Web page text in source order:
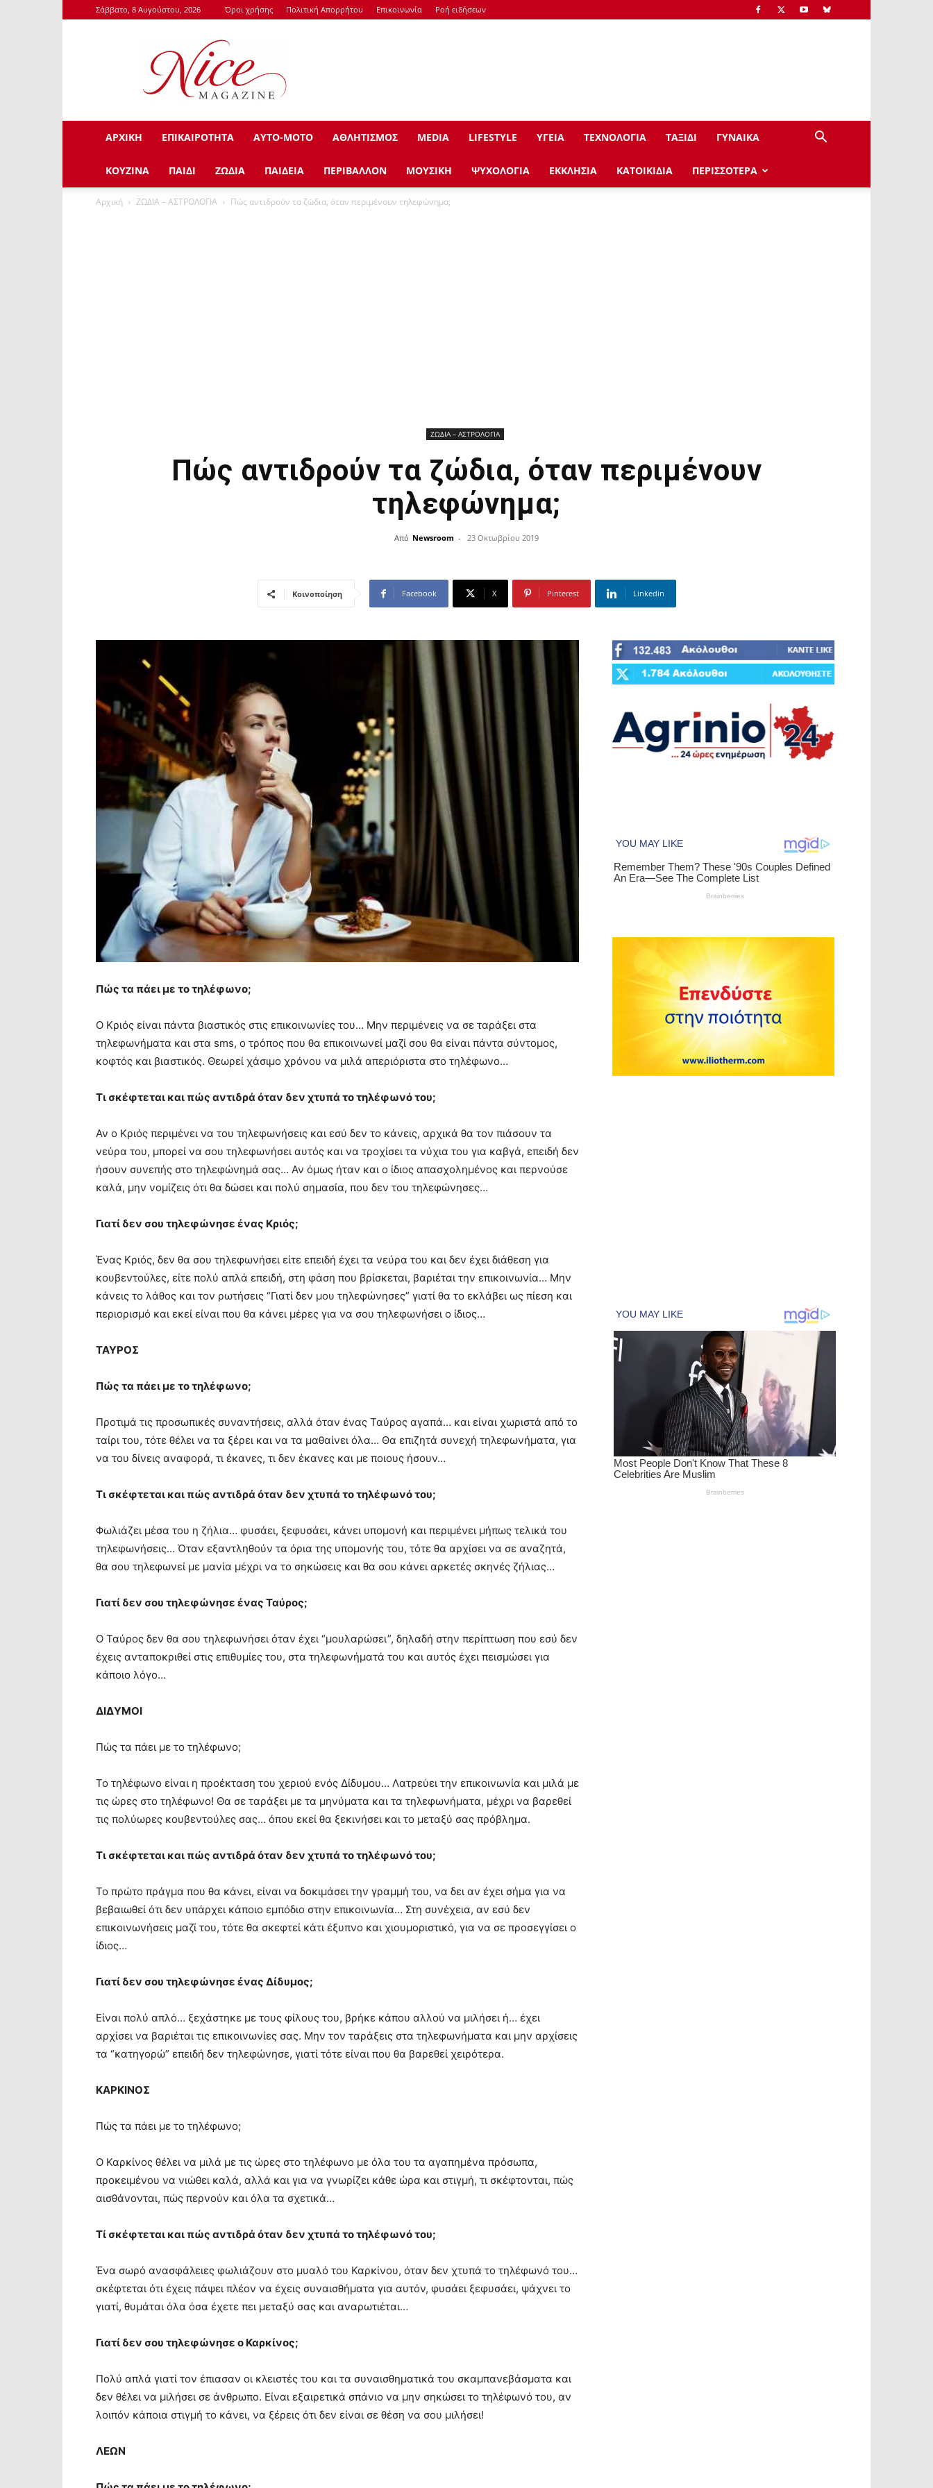
Σάββατο, 8 Αυγούστου, 2026 Όροι χρήσης Πολιτική Απορρήτου Επικοινωνία Ροή ειδήσεων
NiceMagazine.Gr
ΑΡΧΙΚΗ ΕΠΙΚΑΙΡΟΤΗΤΑ ΑΥΤΟ-ΜΟΤΟ ΑΘΛΗΤΙΣΜΟΣ ΜEDIA LIFESTYLE ΥΓΕΙΑ ΤΕΧΝΟΛΟΓΙΑ ΤΑΞΙΔΙ ΓΥΝΑΙΚΑ
ΚΟΥΖΙΝΑ ΠΑΙΔΙ ΖΩΔΙΑ ΠΑΙΔΕΙΑ ΠΕΡΙΒΑΛΛΟΝ ΜΟΥΣΙΚΗ ΨΥΧΟΛΟΓΙΑ ΕΚΚΛΗΣΙΑ ΚΑΤΟΙΚΙΔΙΑ ΠΕΡΙΣΣΟΤΕΡΑ
Αρχική ΖΩΔΙΑ – ΑΣΤΡΟΛΟΓΙΑ Πώς αντιδρούν τα ζώδια, όταν περιμένουν τηλεφώνημα;
ΖΩΔΙΑ – ΑΣΤΡΟΛΟΓΙΑ
Πώς αντιδρούν τα ζώδια, όταν περιμένουν
τηλεφώνημα;
Από Newsroom - 23 Οκτωβρίου 2019
Κοινοποίηση Facebook X Pinterest Linkedin
Πώς τα πάει με το τηλέφωνο;
Ο Κριός είναι πάντα βιαστικός στις επικοινωνίες του… Μην περιμένεις να σε ταράξει στα
τηλεφωνήματα και στα sms, ο τρόπος που θα επικοινωνεί μαζί σου θα είναι πάντα σύντομος,
κοφτός και βιαστικός. Θεωρεί χάσιμο χρόνου να μιλά απεριόριστα στο τηλέφωνο…
Τι σκέφτεται και πώς αντιδρά όταν δεν χτυπά το τηλέφωνό του;
Αν ο Κριός περιμένει να του τηλεφωνήσεις και εσύ δεν το κάνεις, αρχικά θα τον πιάσουν τα
νεύρα του, μπορεί να σου τηλεφωνήσει αυτός και να τροχίσει τα νύχια του για καβγά, επειδή δεν
ήσουν συνεπής στο τηλεφώνημά σας… Αν όμως ήταν και ο ίδιος απασχολημένος και περνούσε
καλά, μην νομίζεις ότι θα δώσει και πολύ σημασία, που δεν του τηλεφώνησες…
Γιατί δεν σου τηλεφώνησε ένας Κριός;
Ένας Κριός, δεν θα σου τηλεφωνήσει είτε επειδή έχει τα νεύρα του και δεν έχει διάθεση για
κουβεντούλες, είτε πολύ απλά επειδή, στη φάση που βρίσκεται, βαριέται την επικοινωνία… Μην
κάνεις το λάθος και τον ρωτήσεις “Γιατί δεν μου τηλεφώνησες” γιατί θα το εκλάβει ως πίεση και
περιορισμό και εκεί είναι που θα κάνει μέρες για να σου τηλεφωνήσει ο ίδιος…
ΤΑΥΡΟΣ
Πώς τα πάει με το τηλέφωνο;
Προτιμά τις προσωπικές συναντήσεις, αλλά όταν ένας Ταύρος αγαπά… και είναι χωριστά από το
ταίρι του, τότε θέλει να τα ξέρει και να τα μαθαίνει όλα… Θα επιζητά συνεχή τηλεφωνήματα, για
να του δίνεις αναφορά, τι έκανες, τι δεν έκανες και με ποιους ήσουν…
Τι σκέφτεται και πώς αντιδρά όταν δεν χτυπά το τηλέφωνό του;
Φωλιάζει μέσα του η ζήλια… φυσάει, ξεφυσάει, κάνει υπομονή και περιμένει μήπως τελικά του
τηλεφωνήσεις… Όταν εξαντληθούν τα όρια της υπομονής του, τότε θα αρχίσει να σε αναζητά,
θα σου τηλεφωνεί με μανία μέχρι να το σηκώσεις και θα σου κάνει αρκετές σκηνές ζήλιας…
Γιατί δεν σου τηλεφώνησε ένας Ταύρος;
Ο Ταύρος δεν θα σου τηλεφωνήσει όταν έχει “μουλαρώσει”, δηλαδή στην περίπτωση που εσύ δεν
έχεις ανταποκριθεί στις επιθυμίες του, στα τηλεφωνήματά του και αυτός έχει πεισμώσει για
κάποιο λόγο…
ΔΙΔΥΜΟΙ
Πώς τα πάει με το τηλέφωνο;
Το τηλέφωνο είναι η προέκταση του χεριού ενός Δίδυμου… Λατρεύει την επικοινωνία και μιλά με
τις ώρες στο τηλέφωνο! Θα σε ταράξει με τα μηνύματα και τα τηλεφωνήματα, μέχρι να βαρεθεί
τις πολύωρες κουβεντούλες σας… όπου εκεί θα ξεκινήσει και το μεταξύ σας πρόβλημα.
Τι σκέφτεται και πώς αντιδρά όταν δεν χτυπά το τηλέφωνό του;
Το πρώτο πράγμα που θα κάνει, είναι να δοκιμάσει την γραμμή του, να δει αν έχει σήμα για να
βεβαιωθεί ότι δεν υπάρχει κάποιο εμπόδιο στην επικοινωνία… Στη συνέχεια, αν εσύ δεν
επικοινωνήσεις μαζί του, τότε θα σκεφτεί κάτι έξυπνο και χιουμοριστικό, για να σε προσεγγίσει ο
ίδιος…
Γιατί δεν σου τηλεφώνησε ένας Δίδυμος;
Είναι πολύ απλό… ξεχάστηκε με τους φίλους του, βρήκε κάπου αλλού να μιλήσει ή… έχει
αρχίσει να βαριέται τις επικοινωνίες σας. Μην τον ταράξεις στα τηλεφωνήματα και μην αρχίσεις
τα “κατηγορώ” επειδή δεν τηλεφώνησε, γιατί τότε είναι που θα βαρεθεί χειρότερα.
ΚΑΡΚΙΝΟΣ
Πώς τα πάει με το τηλέφωνο;
Ο Καρκίνος θέλει να μιλά με τις ώρες στο τηλέφωνο με όλα του τα αγαπημένα πρόσωπα,
προκειμένου να νιώθει καλά, αλλά και για να γνωρίζει κάθε ώρα και στιγμή, τι σκέφτονται, πώς
αισθάνονται, πώς περνούν και όλα τα σχετικά…
Τί σκέφτεται και πώς αντιδρά όταν δεν χτυπά το τηλέφωνό του;
Ένα σωρό ανασφάλειες φωλιάζουν στο μυαλό του Καρκίνου, όταν δεν χτυπά το τηλέφωνό του…
σκέφτεται ότι έχεις πάψει πλέον να έχεις συναισθήματα για αυτόν, φυσάει ξεφυσάει, ψάχνει το
γιατί, θυμάται όλα όσα έχετε πει μεταξύ σας και αναρωτιέται…
Γιατί δεν σου τηλεφώνησε ο Καρκίνος;
Πολύ απλά γιατί τον έπιασαν οι κλειστές του και τα συναισθηματικά του σκαμπανεβάσματα και
δεν θέλει να μιλήσει σε άνθρωπο. Είναι εξαιρετικά σπάνιο να μην σηκώσει το τηλέφωνό του, αν
λοιπόν κάποια στιγμή το κάνει, να ξέρεις ότι δεν είναι σε θέση να σου μιλήσει!
ΛΕΩΝ